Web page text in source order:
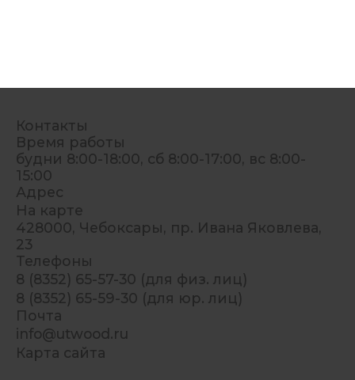
Контакты
Время работы
будни 8:00-18:00, сб 8:00-17:00, вс 8:00-
15:00
Адрес
На карте
428000, Чебоксары, пр. Ивана Яковлева,
23
Телефоны
8 (8352) 65-57-30 (для физ. лиц)
8 (8352) 65-59-30 (для юр. лиц)
Почта
info@utwood.ru
Карта сайта